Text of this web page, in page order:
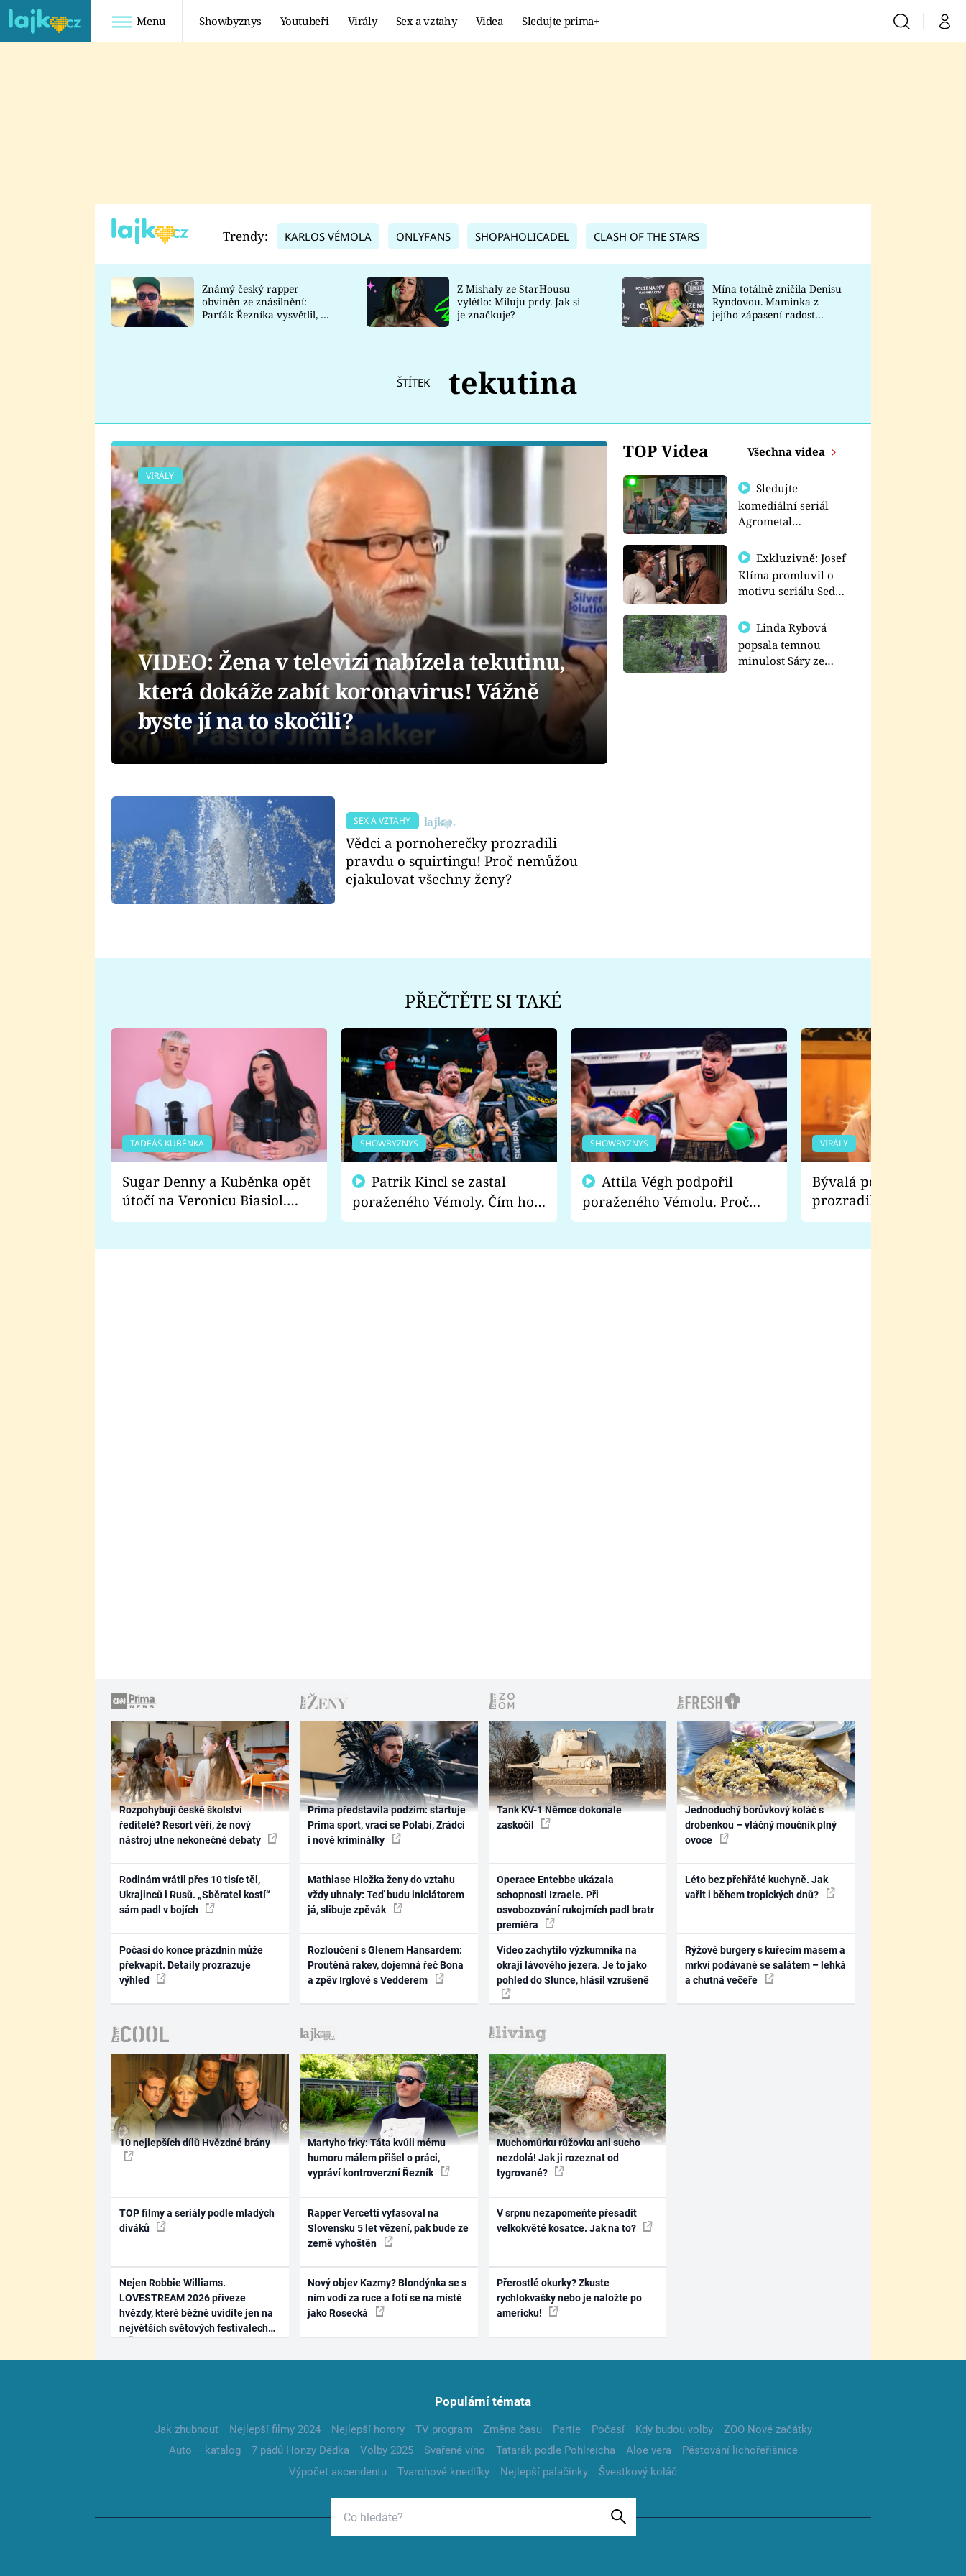
Menu Showbyznys Youtubeři Virály Sex a vztahy Videa Sledujte prima+ VyhledáváníMůj
TADEÁŠ KUBĚNKA
DATEL
Prima Lajk
Sledujte nás
Trendy: KARLOS VÉMOLA ONLYFANS SHOPAHOLICADEL CLASH OF THE STARS
Známý český rapper
obviněn ze znásilnění:
Parťák Řezníka vysvětlil, co
Z Mishaly ze StarHousu
vylétlo: Miluju prdy. Jak si
je značkuje?
Mína totálně zničila Denisu
Ryndovou. Maminka z
jejího zápasení radost
ŠTÍTEK tekutina
TOP Videa Všechna videa
Sledujte
komediální seriál
Agrometal
prima+
Exkluzivně: Josef
Klíma promluvil o
motivu seriálu Sedm
Linda Rybová
popsala temnou
minulost Sáry ze
VIRÁLY
VIDEO: Žena v televizi nabízela tekutinu,
která dokáže zabít koronavirus! Vážně
byste jí na to skočili?
SEX A VZTAHY
Vědci a pornoherečky prozradili
pravdu o squirtingu! Proč nemůžou
ejakulovat všechny ženy?
PŘEČTĚTE SI TAKÉ
TADEÁŠ KUBĚNKA
Sugar Denny a Kuběnka opět
útočí na Veronicu Biasiol.
Proč je podle nich falešná a
SHOWBYZNYS
poraženého Vémoly. Čím ho
fanoušci naštvali?
SHOWBYZNYS
poraženého Vémolu. Proč
chce raději zápasit s ním než
VIRÁLY
Bývalá pornoherečka
prozradila, co ji
natáčení Euforie.
Rozpohybují české školství
ředitelé? Resort věří, že nový
nástroj utne nekonečné debaty
Rodinám vrátil přes 10 tisíc těl,
Ukrajinců i Rusů. „Sběratel kostí“
sám padl v bojích
Počasí do konce prázdnin může
překvapit. Detaily prozrazuje
výhled
Prima představila podzim: startuje
Prima sport, vrací se Polabí, Zrádci
i nové kriminálky
Mathiase Hložka ženy do vztahu
vždy uhnaly: Teď budu iniciátorem
já, slibuje zpěvák
Rozloučení s Glenem Hansardem:
Proutěná rakev, dojemná řeč Bona
a zpěv Irglové s Vedderem
Tank KV-1 Němce dokonale
zaskočil
Operace Entebbe ukázala
schopnosti Izraele. Při
osvobozování rukojmích padl bratr
premiéra
Video zachytilo výzkumníka na
okraji lávového jezera. Je to jako
pohled do Slunce, hlásil vzrušeně
Jednoduchý borůvkový koláč s
drobenkou – vláčný moučník plný
ovoce
Léto bez přehřáté kuchyně. Jak
vařit i během tropických dnů?
Rýžové burgery s kuřecím masem a
mrkví podávané se salátem – lehká
a chutná večeře
10 nejlepších dílů Hvězdné brány
TOP filmy a seriály podle mladých
diváků
Nejen Robbie Williams.
LOVESTREAM 2026 přiveze
hvězdy, které běžně uvidíte jen na
největších světových festivalech
Martyho frky: Táta kvůli mému
humoru málem přišel o práci,
vypráví kontroverzní Řezník
Rapper Vercetti vyfasoval na
Slovensku 5 let vězení, pak bude ze
země vyhoštěn
Nový objev Kazmy? Blondýnka se s
ním vodí za ruce a fotí se na místě
jako Rosecká
Muchomůrku růžovku ani sucho
nezdolá! Jak ji rozeznat od
tygrované?
V srpnu nezapomeňte přesadit
velkokvěté kosatce. Jak na to?
Přerostlé okurky? Zkuste
rychlokvašky nebo je naložte po
americku!
Populární témata
Jak zhubnout Nejlepší filmy 2024 Nejlepší horory TV program Změna času Partie Počasí Kdy budou volby
ZOO Nové začátky
Auto – katalog
7 pádů Honzy Dědka Volby 2025 Svařené víno Tatarák podle Pohlreicha Aloe vera
Pěstování lichořeřišnice
Výpočet ascendentu
Tvarohové knedlíky Nejlepší palačinky Švestkový koláč